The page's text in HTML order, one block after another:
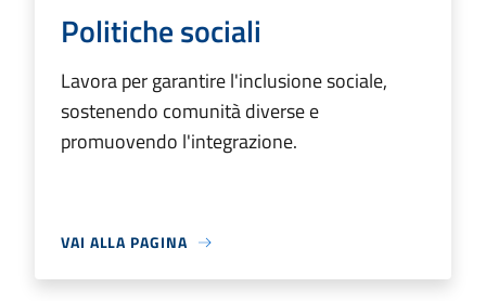
Politiche sociali
Lavora per garantire l'inclusione sociale,
sostenendo comunità diverse e
promuovendo l'integrazione.
VAI ALLA PAGINA